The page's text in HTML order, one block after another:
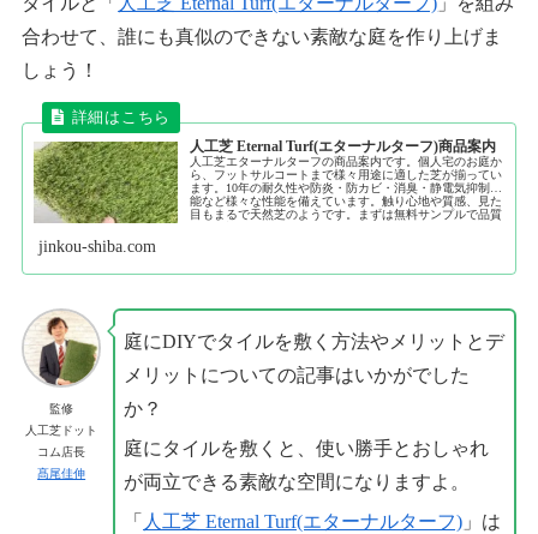
合わせて、誰にも真似のできない素敵な庭を作り上げま
しょう！
人工芝 Eternal Turf(エターナルターフ)商品案内
人工芝エターナルターフの商品案内です。個人宅のお庭か
ら、フットサルコートまで様々用途に適した芝が揃ってい
ます。10年の耐久性や防炎・防カビ・消臭・静電気抑制機
能など様々な性能を備えています。触り心地や質感、見た
目もまるで天然芝のようです。まずは無料サンプルで品質
jinkou-shiba.com
監修
人工芝ドット
コム店長
髙尾佳伸
庭にDIYでタイルを敷く方法やメリットとデ
メリットについての記事はいかがでした
か？
庭にタイルを敷くと、使い勝手とおしゃれ
が両立できる素敵な空間になりますよ。
「 人工芝 Eternal Turf(エターナルターフ) 」は